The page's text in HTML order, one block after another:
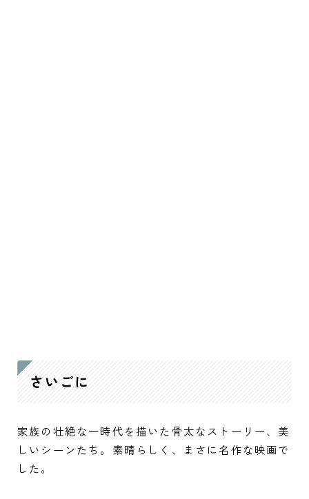
さいごに
家族の壮絶な一時代を描いた骨太なストーリー、美
しいシーンたち。素晴らしく、まさに名作な映画で
した。